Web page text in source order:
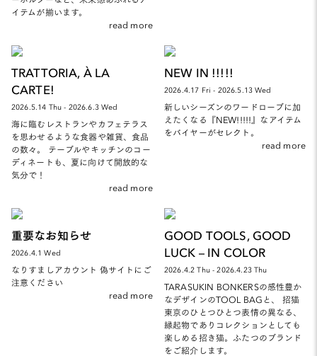
イテムが揃います。
read more
TRATTORIA, À LA
CARTE!
2026.5.14 Thu - 2026.6.3 Wed
海に臨むレストランやカフェテラス
を思わせるような食器や雑貨、食品
の数々。 テーブルやキッチンのコー
ディネートも、夏に向けて開放的な
気分で！
read more
NEW IN !!!!!
2026.4.17 Fri - 2026.5.13 Wed
新しいシーズンのワードローブに加
えたくなる『NEW!!!!!』なアイテム
をバイヤーがセレクト。
read more
重要なお知らせ
2026.4.1 Wed
なりすましアカウント 偽サイトにご
注意ください
read more
GOOD TOOLS, GOOD
LUCK – IN COLOR
2026.4.2 Thu - 2026.4.23 Thu
TARASUKIN BONKERSの感性豊か
なデザインのTOOL BAGと、 招猫
東京のひとつひとつ表情の異なる、
縁起物でありコレクションとしても
楽しめる招き猫。ふたつのブランド
をご紹介します。